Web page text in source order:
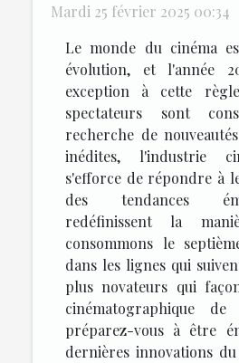
Mardi 25 février 2025 00:34
Le monde du cinéma
évolution, et l'année
exception à cette
spectateurs sont
recherche de
inédites, l'industrie
s'efforce de répondre à
des tendances
redéfinissent la
consommons le
dans les lignes qui
plus novateurs qui
cinématographique
préparez-vous à être
dernières innovations